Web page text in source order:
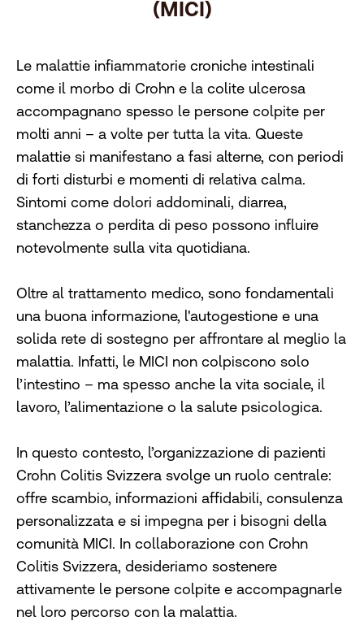
(MICI)
Le malattie infiammatorie croniche intestinali
come il morbo di Crohn e la colite ulcerosa
accompagnano spesso le persone colpite per
molti anni – a volte per tutta la vita. Queste
malattie si manifestano a fasi alterne, con periodi
di forti disturbi e momenti di relativa calma.
Sintomi come dolori addominali, diarrea,
stanchezza o perdita di peso possono influire
notevolmente sulla vita quotidiana.
Oltre al trattamento medico, sono fondamentali
una buona informazione, l'autogestione e una
solida rete di sostegno per affrontare al meglio la
malattia. Infatti, le MICI non colpiscono solo
l’intestino – ma spesso anche la vita sociale, il
lavoro, l’alimentazione o la salute psicologica.
In questo contesto, l’organizzazione di pazienti
Crohn Colitis Svizzera svolge un ruolo centrale:
offre scambio, informazioni affidabili, consulenza
personalizzata e si impegna per i bisogni della
comunità MICI. In collaborazione con Crohn
Colitis Svizzera, desideriamo sostenere
attivamente le persone colpite e accompagnarle
nel loro percorso con la malattia.